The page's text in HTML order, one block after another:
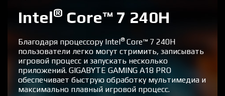
Intel® Core™ 7 240H
Благодаря процессору Intel® Core™ 7 240H
пользователи легко могут стримить, записывать
игровой процесс и запускать несколько
приложений. GIGABYTE GAMING A18 PRO
обеспечивает быструю обработку мультимедиа и
максимально плавный игровой процесс.